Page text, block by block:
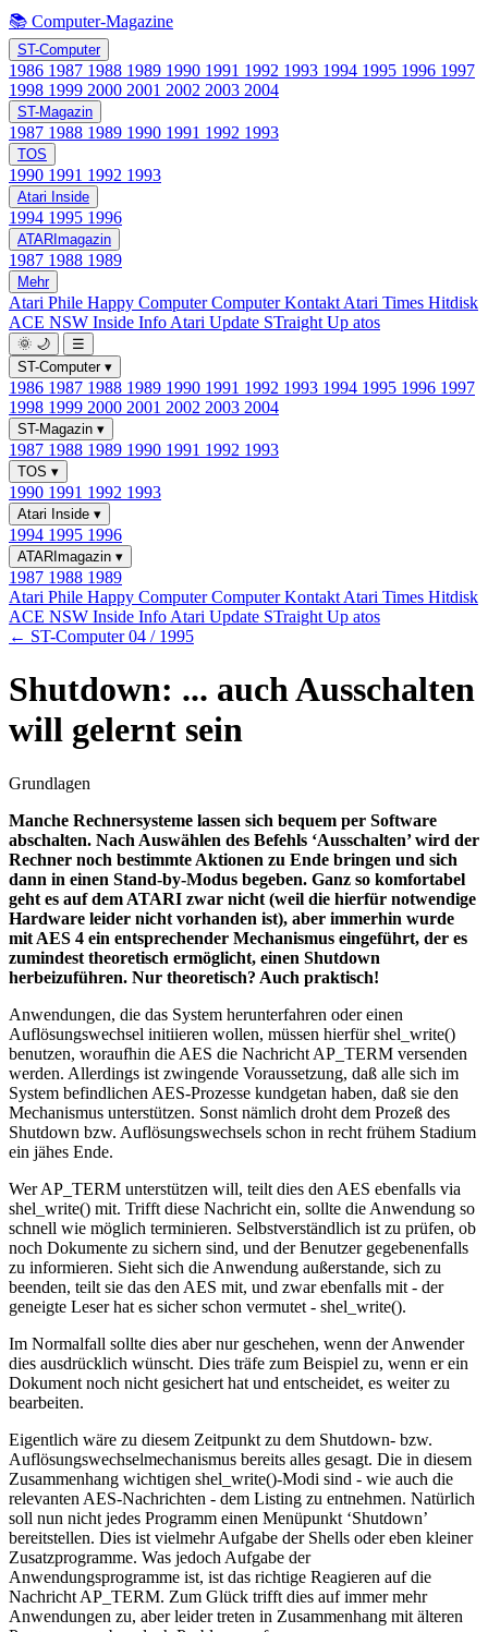
📚 Computer-Magazine
ST-Computer
1986 1987 1988 1989 1990 1991 1992 1993 1994 1995 1996 1997
1998 1999 2000 2001 2002 2003 2004
ST-Magazin
1987 1988 1989 1990 1991 1992 1993
TOS
1990 1991 1992 1993
Atari Inside
1994 1995 1996
ATARImagazin
1987 1988 1989
Mehr
Atari Phile Happy ComputerComputer Kontakt Atari Times Hitdisk
ACE NSW Inside Info Atari Update STraight Up atos
🌞 🌙
☰
ST-Computer ▾
1986 1987 1988 1989 1990 1991 1992 1993 1994 1995 1996 1997
1998 1999 2000 2001 2002 2003 2004
ST-Magazin ▾
1987 1988 1989 1990 1991 1992 1993
TOS ▾
1990 1991 1992 1993
Atari Inside ▾
1994 1995 1996
ATARImagazin ▾
1987 1988 1989
Atari Phile Happy ComputerComputer Kontakt Atari Times Hitdisk
ACE NSW Inside Info Atari Update STraight Up atos
← ST-Computer 04 / 1995
Shutdown: ... auch Ausschalten
will gelernt sein
Grundlagen
Manche Rechnersysteme lassen sich bequem per Software
abschalten. Nach Auswählen des Befehls ‘Ausschalten’ wird der
Rechner noch bestimmte Aktionen zu Ende bringen und sich
dann in einen Stand-by-Modus begeben. Ganz so komfortabel
geht es auf dem ATARI zwar nicht (weil die hierfür notwendige
Hardware leider nicht vorhanden ist), aber immerhin wurde
mit AES 4 ein entsprechender Mechanismus eingeführt, der es
zumindest theoretisch ermöglicht, einen Shutdown
herbeizuführen. Nur theoretisch? Auch praktisch!
Anwendungen, die das System herunterfahren oder einen
Auflösungswechsel initiieren wollen, müssen hierfür shel_write()
benutzen, woraufhin die AES die Nachricht AP_TERM versenden
werden. Allerdings ist zwingende Voraussetzung, daß alle sich im
System befindlichen AES-Prozesse kundgetan haben, daß sie den
Mechanismus unterstützen. Sonst nämlich droht dem Prozeß des
Shutdown bzw. Auflösungswechsels schon in recht frühem Stadium
ein jähes Ende.
Wer AP_TERM unterstützen will, teilt dies den AES ebenfalls via
shel_write() mit. Trifft diese Nachricht ein, sollte die Anwendung so
schnell wie möglich terminieren. Selbstverständlich ist zu prüfen, ob
noch Dokumente zu sichern sind, und der Benutzer gegebenenfalls
zu informieren. Sieht sich die Anwendung außerstande, sich zu
beenden, teilt sie das den AES mit, und zwar ebenfalls mit - der
geneigte Leser hat es sicher schon vermutet - shel_write().
Im Normalfall sollte dies aber nur geschehen, wenn der Anwender
dies ausdrücklich wünscht. Dies träfe zum Beispiel zu, wenn er ein
Dokument noch nicht gesichert hat und entscheidet, es weiter zu
bearbeiten.
Eigentlich wäre zu diesem Zeitpunkt zu dem Shutdown- bzw.
Auflösungswechselmechanismus bereits alles gesagt. Die in diesem
Zusammenhang wichtigen shel_write()-Modi sind - wie auch die
relevanten AES-Nachrichten - dem Listing zu entnehmen. Natürlich
soll nun nicht jedes Programm einen Menüpunkt ‘Shutdown’
bereitstellen. Dies ist vielmehr Aufgabe der Shells oder eben kleiner
Zusatzprogramme. Was jedoch Aufgabe der
Anwendungsprogramme ist, ist das richtige Reagieren auf die
Nachricht AP_TERM. Zum Glück trifft dies auf immer mehr
Anwendungen zu, aber leider treten in Zusammenhang mit älteren